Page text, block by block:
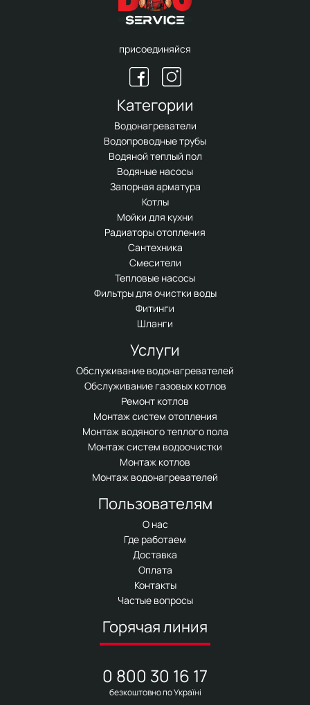
присоединяйся
Категории
Водонагреватели
Водопроводные трубы
Водяной теплый пол
Водяные насосы
Запорная арматура
Котлы
Мойки для кухни
Радиаторы отопления
Сантехника
Смесители
Тепловые насосы
Фильтры для очистки воды
Фитинги
Шланги
Услуги
Обслуживание водонагревателей
Обслуживание газовых котлов
Ремонт котлов
Монтаж систем отопления
Монтаж водяного теплого пола
Монтаж систем водоочистки
Монтаж котлов
Монтаж водонагревателей
Пользователям
О нас
Где работаем
Доставка
Оплата
Контакты
Частые вопросы
Горячая линия
0 800 30 16 17
безкоштовно по Україні